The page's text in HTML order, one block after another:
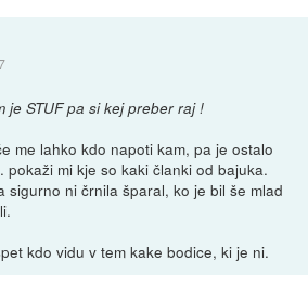
je STUF pa si kej preber raj !
me lahko kdo napoti kam, pa je ostalo
mi kje so kaki članki od bajuka.
sigurno ni črnila šparal, ko je bil še mlad
kdo vidu v tem kake bodice, ki je ni.